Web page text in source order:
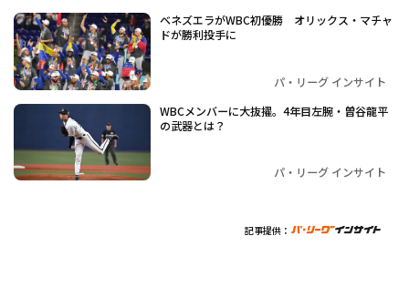
ベネズエラがWBC初優勝 オリックス・マチャ
ドが勝利投手に
パ・リーグ インサイト
WBCメンバーに大抜擢。4年目左腕・曽谷龍平
の武器とは？
パ・リーグ インサイト
記事提供：